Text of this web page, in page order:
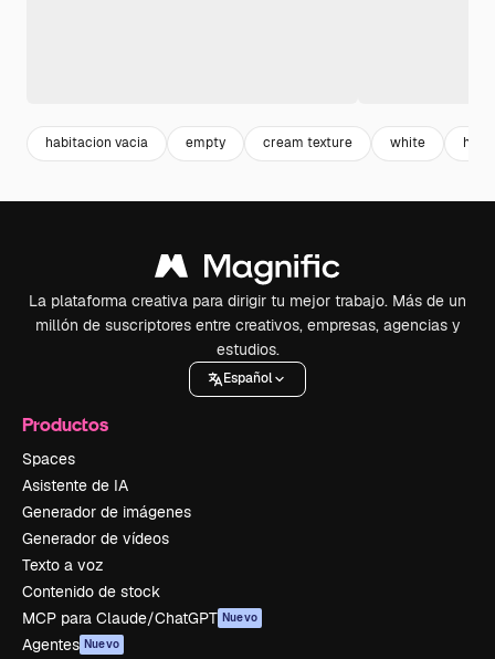
habitacion vacia empty cream texture white
La plataforma creativa para dirigir tu mejor trabajo. Más de un
millón de suscriptores entre creativos, empresas, agencias y
estudios.
Español
Productos
Spaces
Asistente de IA
Generador de imágenes
Generador de vídeos
Texto a voz
Contenido de stock
MCP para Claude/ChatGPT Nuevo
Agentes Nuevo